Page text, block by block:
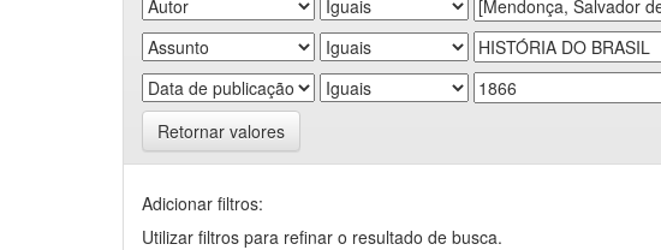
Retornar valores
Adicionar filtros:
Utilizar filtros para refinar o resultado de busca.